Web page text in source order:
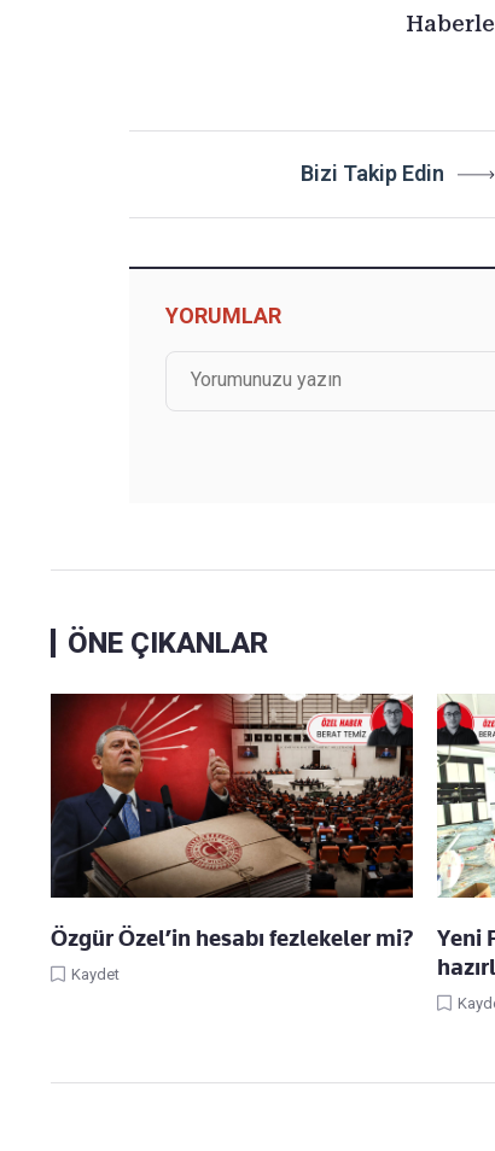
Bizi Takip Edin
YORUMLAR
ÖNE ÇIKANLAR
Özgür Özel’in hesabı fezlekeler mi?
Kaydet
Yeni